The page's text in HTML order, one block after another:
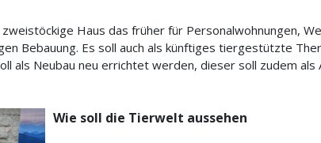
Haus das früher für Personalwohnungen,
Bebauung. Es soll auch als künftiges tiergestützte
als Neubau neu errichtet werden, dieser soll zudem
Wie soll die Tierwelt aussehen